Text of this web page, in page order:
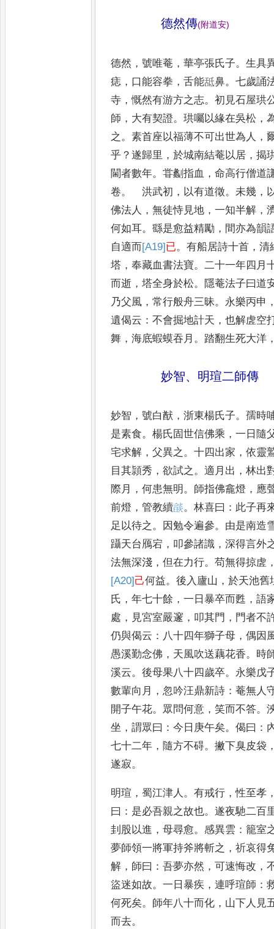
德然傳(附道安)
德然 ，號唯菴 ，華亭張氏子。生具
痣 ， 口能容拳 ，舌能䑛鼻。七歲誦
寺 ，慨然有游方之志。初見石屋珙
師 ， 大有契證。珙囑以緣在吳松 ，
之。素首座以福薄不可出世為人 ，
乎 ？遂歸里 ，於城南結菴以居 ，揭
閫者數年。甞劙指血 ，命高行僧道
卷。 洪武初 ， 以有道徵。未幾 ，
佛法人 ，無徒恃見地 ，一知半解 ，
何如耳。繇是愈益精勵 ， 間亦為韻
自適而 [A19] 已。有船居詩十首 ，清
塔 ，奉藏血書法寶。二十一年四月
而逝 ，塔全身於松。 隱菴法子曰道
乃父風 ，常行般舟三昧。 永樂丙申
遺偈云 ：不會掘地計天 ，也解虗空
舞 ，海底蝦蟆吞月 。 踏翻生死大洋
妙智、 明瑄二師傳
妙智 ，號白猷 ，浙東楊氏子。孺時
是素食。楊氏固世信佛乘 ，一日隨
宅求解 ，父異之。十四出家 ，依靈
目其頴秀 ，欲試之。適月出 ，林出
際月
，何患無明。 師指佛龕燈 ， 應
前燈 ，管教續𦦨。林喜曰 ： 此子再
足以待之。 因勉令遍參。 由是南造
躡天台鴈宕 ， 叩參諸識 ，深得言外
法無深淺 ，但在力行。苟無得掠虗
[A20]己何益。後入廬山 ，於天池舊
氏 ，年七十餘 ，一日暴卒而甦 ，語
處 ， 見宮室嚴邃 ， 叩其門 ， 門者不
仍與偈云 ： 八十四年獅子母 ，偶因
愚溪勤念佛 ， 天風吹送藕花香。 時
溪云。後母果八十四歲卒。 永樂戊
數輩向月
，忽吟汪鼎新詩 ：菴無人
開子午花。 眾問何意 ，笑而不答。
坐 ，謂眾曰 ：今日庚午矣。偈曰 ：
七十二年 ， 隨方不碍。撇下臭皮袋
遂寂。
明瑄 ，蜀江津人 。有戒行 ，性至孝
曰 ： 是必吾親之故也。遂夜馳二百
刲股以進 ，母尋愈。 感異雲 ：籠室
夢師領一將軍持斧將斬之 ，祈哀得
解 ， 師曰 ：吾夢亦然 ，可速悔改 ，
盜迷如故。一日暴疾 ，連呼瑄師 ：
何死矣。 師年八十而化 ， 山下人見
而去。